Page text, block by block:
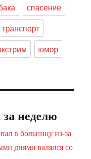
спасение
транспорт
юмор
неделю
в больницу из-за
днями валялся со